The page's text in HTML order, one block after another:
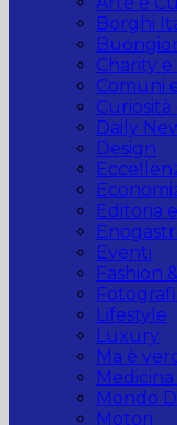
Borghi
Charity e
Comuni
Daily
Design
Editoria
Eventi
Fashion
Lifestyle
Luxury
Ma è
Mondo
Motori